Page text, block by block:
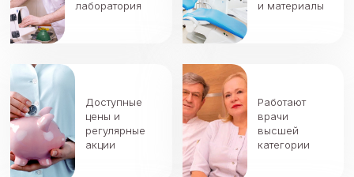
лаборатория
и материалы
Доступные
цены и
регулярные
акции
Работают
врачи
высшей
категории